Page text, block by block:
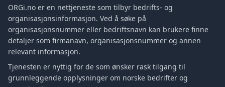
ORGi.no er en nettjeneste som tilbyr bedrifts- og
organisasjonsinformasjon. Ved å søke på
organisasjonsnummer eller bedriftsnavn kan brukere finne
detaljer som firmanavn, organisasjonsnummer og annen
relevant informasjon.
Tjenesten er nyttig for de som ønsker rask tilgang til
grunnleggende opplysninger om norske bedrifter og